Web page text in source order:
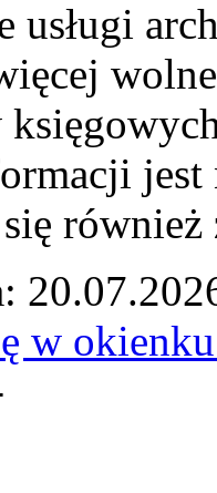
usługi
jest
w